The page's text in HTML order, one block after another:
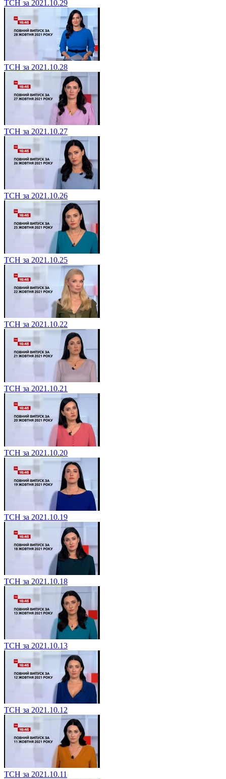
ТСН за 2021.10.29
ТСН за 2021.10.28
ТСН за 2021.10.27
ТСН за 2021.10.26
ТСН за 2021.10.25
ТСН за 2021.10.22
ТСН за 2021.10.21
ТСН за 2021.10.20
ТСН за 2021.10.19
ТСН за 2021.10.18
ТСН за 2021.10.13
ТСН за 2021.10.12
ТСН за 2021.10.11